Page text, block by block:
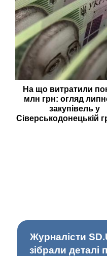
На що витратили
млн грн: огляд
закупівель у
Сіверськодонецькій
Журналісти
зібрали деталі